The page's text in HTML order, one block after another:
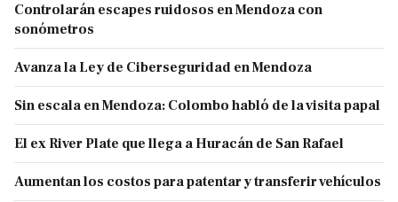
Controlarán escapes ruidosos en Mendoza con
sonómetros
Avanza la Ley de Ciberseguridad en Mendoza
Sin escala en Mendoza: Colombo habló de la visita papal
El ex River Plate que llega a Huracán de San Rafael
Aumentan los costos para patentar y transferir vehículos